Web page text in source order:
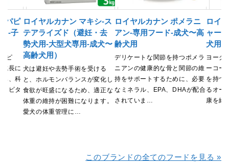
-パピ
-子
ピ
長に
み、科
ビタ
ロイヤルカナン マキシ-ス
テアライズド（避妊・去
勢犬用-大型犬専用-成犬〜
高齢犬用）
犬は避妊や去勢手術を受ける
と、ホルモンバランスが変化し
食欲が旺盛になるため、適正な
体重の維持が困難になります。
愛犬の体重管理に…
ロイヤルカナン ポメラニ
アン-専用フード-成犬〜高
齢犬用
デリケートな関節を持つポメラ
ニアンの健康的な骨と関節の維
持をサポートするために、必要
なミネラル、EPA、DHAが配合
されていま…
ロイ
ャー
犬用
ヨーク
ーコー
を持つ
るオー
康を維
このブランドの全てのフードを見る »